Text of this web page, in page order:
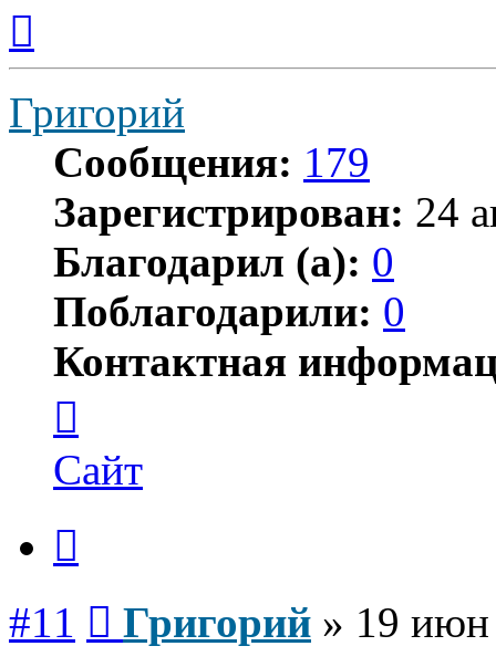
началу
Григорий
Сообщения: 179
Зарегистрирован: 24
Благодарил (а): 0
Поблагодарили: 0
Контактная
пользователя
Григорий
Сайт
#11 Григорий » 19 июн